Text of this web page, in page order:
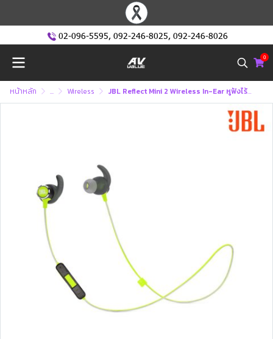
02-096-5595, 092-246-8025, 092-246-8026
0
หน้าหลัก ... Wireless JBL Reflect Mini 2 Wireless In-Ear หูฟังไร้สาย